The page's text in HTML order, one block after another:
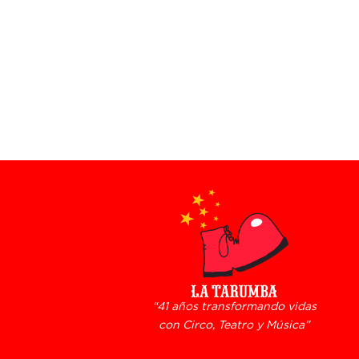
“41 años transformando vidas
con Circo, Teatro y Música”